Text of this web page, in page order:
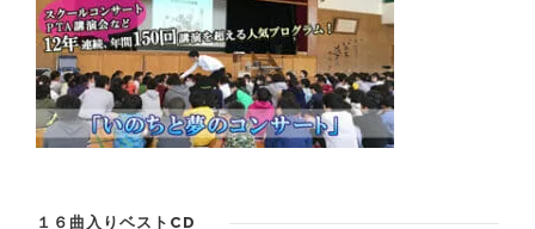
１６曲入りベストCD